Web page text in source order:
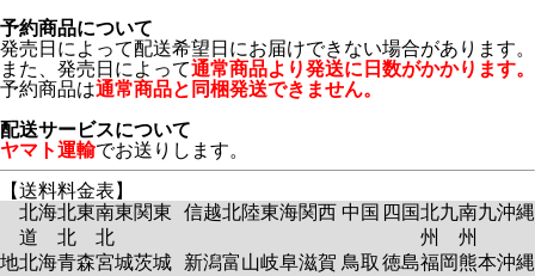
予約商品について
発売日によって配送希望日にお届けできない場合があります。
また、発売日によって通常商品より発送に日数がかかります。
予約商品は通常商品と同梱発送できません。
配送サービスについて
ヤマト運輸でお送りします。
【送料料金表】
北海
道
北東
北
南東
北
関東 信越北陸東海関西 中国 四国北九
州
南九
州
沖縄
地北海青森宮城茨城
新潟富山岐阜滋賀 鳥取 徳島福岡熊本沖縄